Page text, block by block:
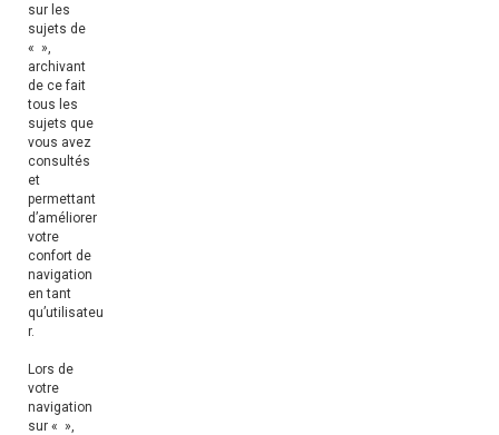
sur les
sujets de
« »,
archivant
de ce fait
tous les
sujets que
vous avez
consultés
et
permettant
d’améliorer
votre
confort de
navigation
en tant
qu’utilisateu
r.
Lors de
votre
navigation
sur « »,